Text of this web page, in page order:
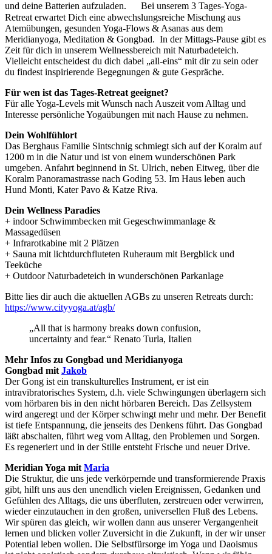
und deine Batterien aufzuladen. Bei unserem 3 Tages-Yoga-
Retreat erwartet Dich eine abwechslungsreiche Mischung aus
Atemübungen, gesunden Yoga-Flows & Asanas aus dem
Meridianyoga, Meditation & Gongbad. In der Mittags-Pause gibt es
Zeit für dich in unserem Wellnessbereich mit Naturbadeteich.
Vielleicht entscheidest du dich dabei „all-eins“ mit dir zu sein oder
du findest inspirierende Begegnungen & gute Gespräche.
Für wen ist das Tages-Retreat geeignet?
Für alle Yoga-Levels mit Wunsch nach Auszeit vom Alltag und
Interesse persönliche Yogaübungen mit nach Hause zu nehmen.
Dein Wohlfühlort
Das Berghaus Familie Sintschnig schmiegt sich auf der Koralm auf
1200 m in die Natur und ist von einem wunderschönen Park
umgeben. Anfahrt beginnend in St. Ulrich, neben Eitweg, über die
Koralm Panoramastrasse nach Goding 53. Im Haus leben auch
Hund Monti, Kater Pavo & Katze Riva.
Dein Wellness Paradies
+ indoor Schwimmbecken mit Gegeschwimmanlage &
Massagedüsen
+ Infrarotkabine mit 2 Plätzen
+ Sauna mit lichtdurchfluteten Ruheraum mit Bergblick und
Teeküche
+ Outdoor Naturbadeteich in wunderschönen Parkanlage
Bitte lies dir auch die aktuellen AGBs zu unseren Retreats durch:
https://www.cityyoga.at/agb/
„All that is harmony breaks down confusion,
uncertainty and fear.“ Renato Turla, Italien
Mehr Infos zu Gongbad und Meridianyoga
Gongbad mit Jakob
Der Gong ist ein transkulturelles Instrument, er ist ein
intravibratorisches System, d.h. viele Schwingungen überlagern sich
vom hörbaren bis in den nicht hörbaren Bereich. Das Zellsystem
wird angeregt und der Körper schwingt mehr und mehr. Der Benefit
ist tiefe Entspannung, die jenseits des Denkens führt. Das Gongbad
läßt abschalten, führt weg vom Alltag, den Problemen und Sorgen.
Es regeneriert und in der Stille entsteht Frische und neuer Drive.
Meridian Yoga mit Maria
Die Struktur, die uns jede verkörpernde und transformierende Praxis
gibt, hilft uns aus den unendlich vielen Ereignissen, Gedanken und
Gefühlen des Alltags, die uns überfluten, zerstreuen oder verwirren,
wieder einzutauchen in den großen, universellen Fluß des Lebens.
Wir spüren das gleich, wir wollen dann aus unserer Vergangenheit
lernen und blicken voller Zuversicht in die Zukunft, in der wir unser
Potential leben wollen. Die Selbstfürsorge im Yoga und Daoismus